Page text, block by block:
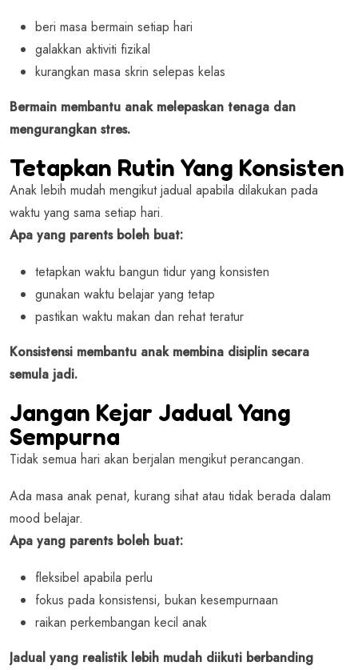
beri masa bermain setiap hari
galakkan aktiviti fizikal
kurangkan masa skrin selepas kelas
Bermain membantu anak melepaskan tenaga dan
mengurangkan stres.
Tetapkan Rutin Yang Konsisten
Anak lebih mudah mengikut jadual apabila dilakukan pada
waktu yang sama setiap hari.
Apa yang parents boleh buat:
tetapkan waktu bangun tidur yang konsisten
gunakan waktu belajar yang tetap
pastikan waktu makan dan rehat teratur
Konsistensi membantu anak membina disiplin secara
semula jadi.
Jangan Kejar Jadual Yang
Sempurna
Tidak semua hari akan berjalan mengikut perancangan.
Ada masa anak penat, kurang sihat atau tidak berada dalam
mood belajar.
Apa yang parents boleh buat:
fleksibel apabila perlu
fokus pada konsistensi, bukan kesempurnaan
raikan perkembangan kecil anak
Jadual yang realistik lebih mudah diikuti berbanding